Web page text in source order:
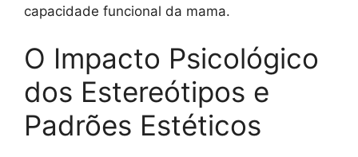
capacidade funcional da mama.
O Impacto Psicológico
dos Estereótipos e
Padrões Estéticos